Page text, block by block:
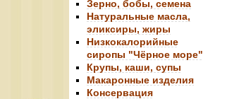
Зерно, бобы, семена
Натуральные масла,
эликсиры, жиры
Низкокалорийные
сиропы "Чёрное море"
Крупы, каши, супы
Макаронные изделия
Консервация